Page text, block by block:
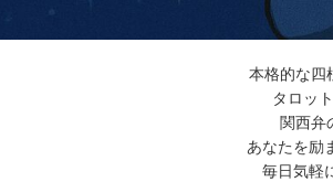
本格的な四
タロッ
関西弁
あなたを励
毎日気軽